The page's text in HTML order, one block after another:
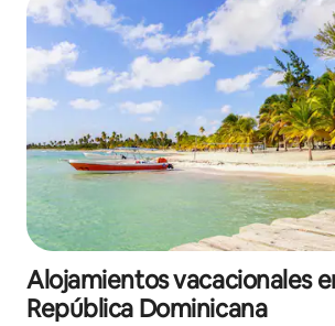
Alojamientos vacacionales
República Dominicana